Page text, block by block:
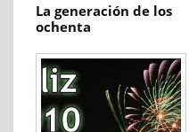
La generación de los
ochenta